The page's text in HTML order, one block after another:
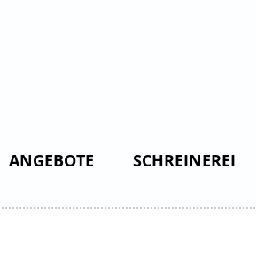
ANGEBOTE SCHREINEREI